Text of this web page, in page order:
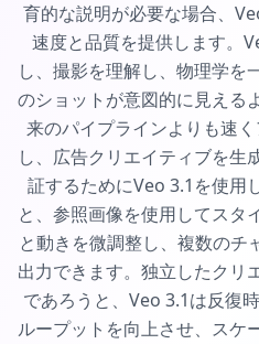
育的な説明が必要な場合、
速度と品質を提供します。
し、撮影を理解し、物理学を
のショットが意図的に見える
来のパイプラインよりも速
し、広告クリエイティブを生
証するためにVeo 3.1を使用
と、参照画像を使用してスタ
と動きを微調整し、複数のチ
出力できます。独立したクリ
であろうと、Veo 3.1は反復
ループットを向上させ、スケ